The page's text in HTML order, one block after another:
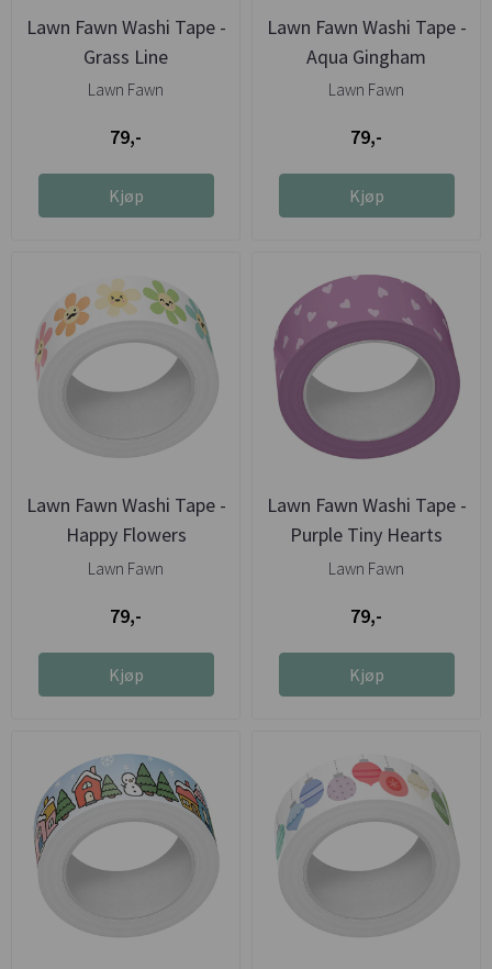
Lawn Fawn Washi Tape -
Grass Line
Lawn Fawn
79,-
Kjøp
Lawn Fawn Washi Tape -
Aqua Gingham
Lawn Fawn
79,-
Kjøp
Lawn Fawn Washi Tape -
Happy Flowers
Lawn Fawn
79,-
Kjøp
Lawn Fawn Washi Tape -
Purple Tiny Hearts
Lawn Fawn
79,-
Kjøp